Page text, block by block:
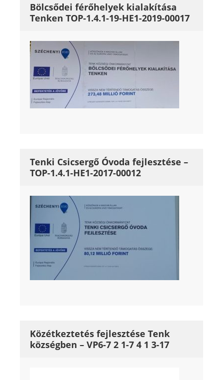
Bölcsődei férőhelyek kialakítása
Tenken TOP-1.4.1-19-HE1-2019-00017
Tenki Csicsergő Óvoda fejlesztése –
TOP-1.4.1-HE1-2017-00012
Közétkeztetés fejlesztése Tenk
községben – VP6-7 2 1-7 4 1 3-17